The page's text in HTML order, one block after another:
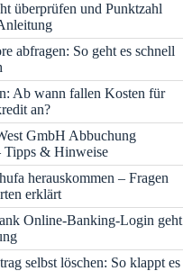
überprüfen und Punktzahl
abfragen: So geht es schnell
Ab wann fallen Kosten für
an?
GmbH Abbuchung
Tipps & Hinweise
herauskommen – Fragen
erklärt
Online-Banking-Login geht
selbst löschen: So klappt es